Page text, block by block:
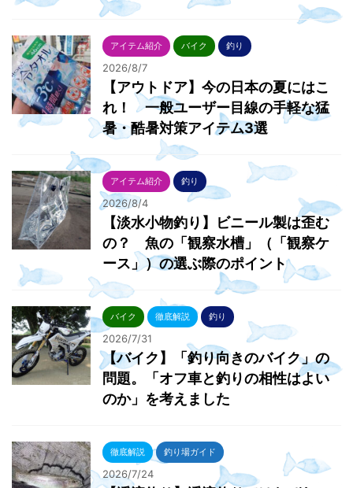
アイテム紹介 バイク 釣り
2026/8/7
【アウトドア】今の日本の夏にはこ
れ！ 一般ユーザー目線の手軽な猛
暑・酷暑対策アイテム3選
アイテム紹介 釣り
2026/8/4
【淡水小物釣り】ビニール製は歪む
の？ 魚の「観察水槽」（「観察ケ
ース」）の選ぶ際のポイント
バイク 徹底解説 釣り
2026/7/31
【バイク】「釣り向きのバイク」の
問題。「オフ車と釣りの相性はよい
のか」を考えました
徹底解説 釣り場ガイド
2026/7/24